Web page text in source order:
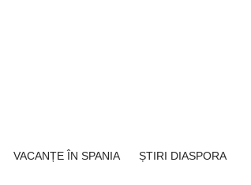
VACANȚE ÎN SPANIA
ȘTIRI DIASPORA